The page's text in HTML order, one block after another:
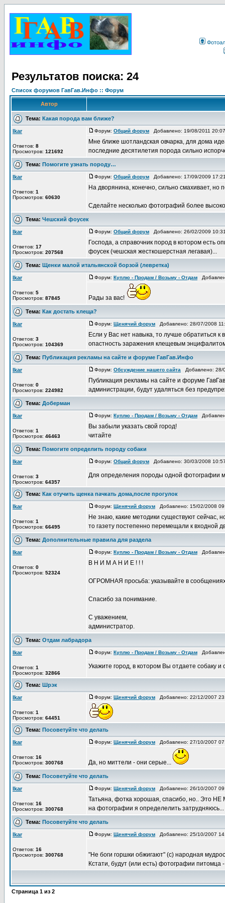
Результатов поиска: 24
Список форумов ГавГав.Инфо :: Форум
Автор
Тема: Какая порода вам ближе?
Ikar
Ответов: 8
Просмотров: 121692
Форум: Общий форум Добавлено: 19/08/2011
Мне ближе шотландская овчарка, для дома
последние десятилетия порода сильно
Тема: Помогите узнать породу…
Ikar
Ответов: 1
Просмотров: 60630
Форум: Общий форум Добавлено: 17/09/2009
На дворянина, конечно, сильно смахивает, но
Сделайте несколько фотографий более
Тема: Чешский фоусек
Ikar
Ответов: 17
Просмотров: 207568
Форум: Общий форум Добавлено: 26/02/2009
Господа, а справочник пород в котором есть
фоусек (чешская жесткошерстная легавая)...
Тема: Щенки малой итальянской борзой (левретка)
Ikar
Ответов: 5
Просмотров: 87845
Форум: Куплю - Продам / Возьму - Отдам
Рады за вас!
Тема: Как достать клеща?
Ikar
Ответов: 3
Просмотров: 104369
Форум: Щенячий форум Добавлено: 28/07/2008
Если у Вас нет навыка, то лучше обратиться к
опастность заражения клещевым
Тема: Публикация рекламы на сайте и форуме ГавГав.Инфо
Ikar
Ответов: 0
Просмотров: 224982
Форум: Обсуждение нашего сайта Добавлено:
Публикация рекламы на сайте и форуме
администрации, будут удаляться без
Тема: Доберман
Ikar
Ответов: 1
Просмотров: 46463
Форум: Куплю - Продам / Возьму - Отдам
Вы забыли указать свой город!
читайте
Тема: Помогите определить породу собаки
Ikar
Ответов: 3
Просмотров: 64357
Форум: Общий форум Добавлено: 30/03/2008
Для определения породы одной фотографии
Тема: Как отучить щенка пачкать дома,после прогулок
Ikar
Ответов: 1
Просмотров: 66495
Форум: Щенячий форум Добавлено: 15/02/2008
Не знаю, какие методики существуют сейчас,
то газету постепенно перемещали к входной
Тема: Дополнительные правила для раздела
Ikar
Ответов: 0
Просмотров: 52324
Форум: Куплю - Продам / Возьму - Отдам
В Н И М А Н И Е ! ! !
ОГРОМНАЯ просьба: указывайте в сообщениях
Спасибо за понимание.
С уважением,
администратор.
Тема: Отдам лабрадора
Ikar
Ответов: 1
Просмотров: 32866
Форум: Куплю - Продам / Возьму - Отдам
Укажите город, в котором Вы отдаете собаку и
Тема: Шрэк
Ikar
Ответов: 1
Просмотров: 64451
Форум: Щенячий форум Добавлено: 22/12/2007
Тема: Посоветуйте что делать
Ikar
Ответов: 16
Просмотров: 300768
Форум: Щенячий форум Добавлено: 27/10/2007
Да, но миттели - они серые...
Тема: Посоветуйте что делать
Ikar
Ответов: 16
Просмотров: 300768
Форум: Щенячий форум Добавлено: 26/10/2007
Татьяна, фотка хорошая, спасибо, но.. Это НЕ
на фотографии я определелить затрудняюсь...
Тема: Посоветуйте что делать
Ikar
Ответов: 16
Просмотров: 300768
Форум: Щенячий форум Добавлено: 25/10/2007
"Не боги горшки обжигают" (с) народная
Кстати, будут (или есть) фотографии
Страница 1 из 2